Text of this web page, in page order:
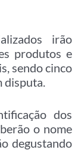
irão
produtos e
sendo cinco
disputa.
dos
o nome
degustando